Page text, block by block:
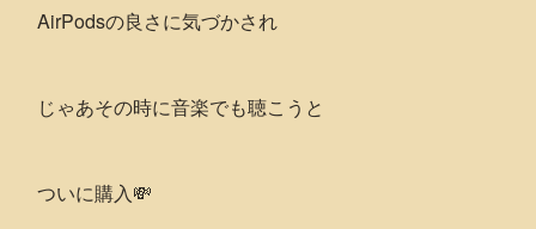
AirPodsの良さに気づかされ
じゃあその時に音楽でも聴こうと
ついに購入💸